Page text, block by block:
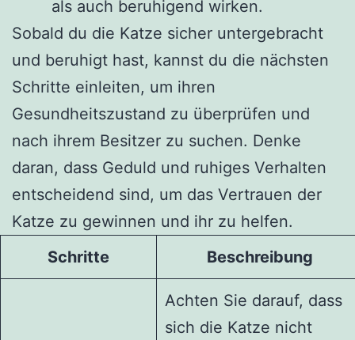
als auch beruhigend wirken.
Sobald du die Katze sicher untergebracht
und beruhigt hast, kannst du die nächsten
Schritte einleiten, um ihren
Gesundheitszustand zu überprüfen und
nach ihrem Besitzer zu suchen. Denke
daran, dass Geduld und ruhiges Verhalten
entscheidend sind, um das Vertrauen der
Katze zu gewinnen und ihr zu helfen.
Schritte
Beschreibung
Achten Sie darauf, dass
sich die Katze nicht